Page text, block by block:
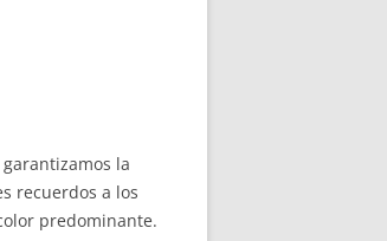
la
recuerdos a los
predominante.